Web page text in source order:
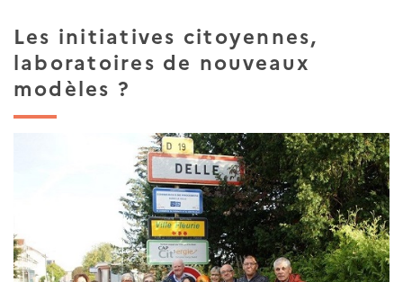
Les initiatives citoyennes,
laboratoires de nouveaux
modèles ?